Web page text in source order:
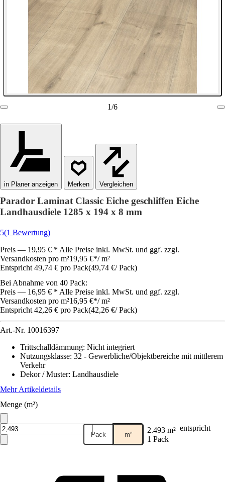
1/6
in Planer anzeigen Vergleichen
Parador Laminat Classic Eiche geschliffen Eiche
Landhausdiele 1285 x 194 x 8 mm
5(1 Bewertung)
Preis — 19,95 € * Alle Preise inkl. MwSt. und ggf. zzgl.
Versandkosten pro m²19,95 €*/ m²
Entspricht 49,74 € pro Pack(49,74 €/ Pack)
Bei Abnahme von 40 Pack:
Preis — 16,95 € * Alle Preise inkl. MwSt. und ggf. zzgl.
Versandkosten pro m²16,95 €*/ m²
Entspricht 42,26 € pro Pack(42,26 €/ Pack)
Art.-Nr. 10016397
Trittschalldämmung: Nicht integriert
Nutzungsklasse: 32 - Gewerbliche/Objektbereiche mit mittlerem
Verkehr
Dekor / Muster: Landhausdiele
Mehr Artikeldetails
Menge (m²)
Pack m² 2.493 m² entspricht
1 Pack